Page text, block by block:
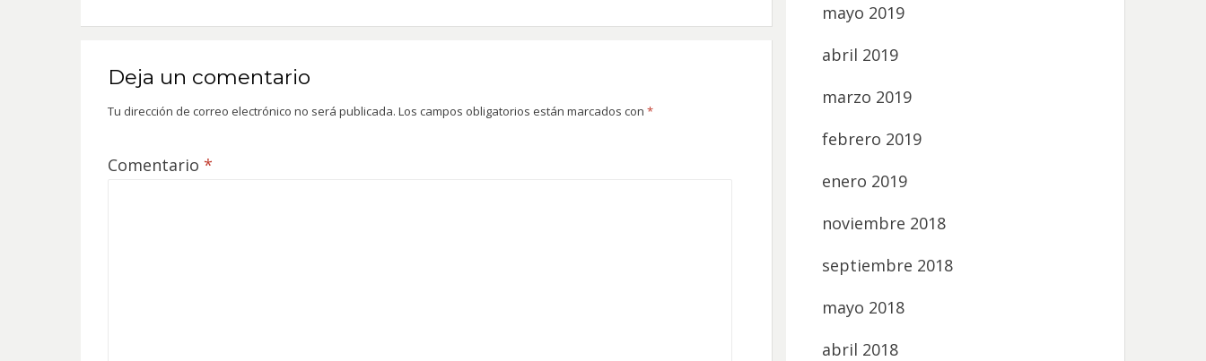
Deja un comentario
Tu dirección de correo electrónico no será publicada. Los campos obligatorios están marcados con *
Comentario *
mayo 2019
abril 2019
marzo 2019
febrero 2019
enero 2019
noviembre 2018
septiembre 2018
mayo 2018
abril 2018